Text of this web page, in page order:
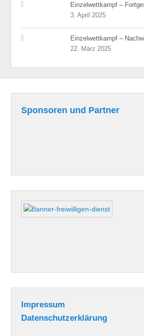
Einzelwettkampf –
3. April 2025
Einzelwettkampf –
22. März 2025
Sponsoren und Partner
Impressum
Datenschutzerklärung